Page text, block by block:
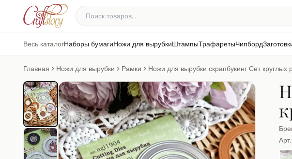
Весь каталогНаборы бумагиНожи для вырубкиШтампыТрафаретыЧипборд
Главная Ножи для вырубки Рамки Ножи для вырубки скрапбукинг Сет
Арт.: